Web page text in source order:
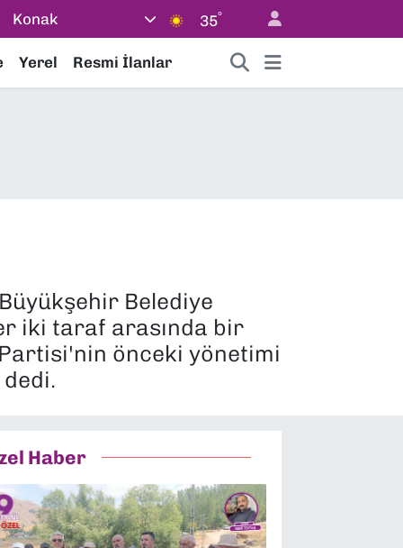
Konak 35°
Yerel Resmi İlanlar
Belediye
iki taraf arasında bir
önceki yönetimi
Haber